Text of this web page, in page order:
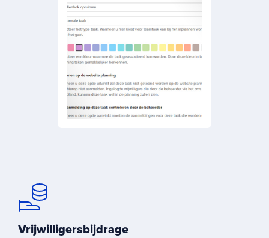
Vrijwilligersbijdrage